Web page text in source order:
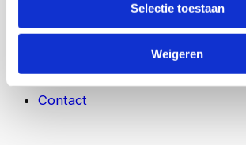
Selectie toestaan
Weigeren
Industrie
Artikelen
Over ons
Contact